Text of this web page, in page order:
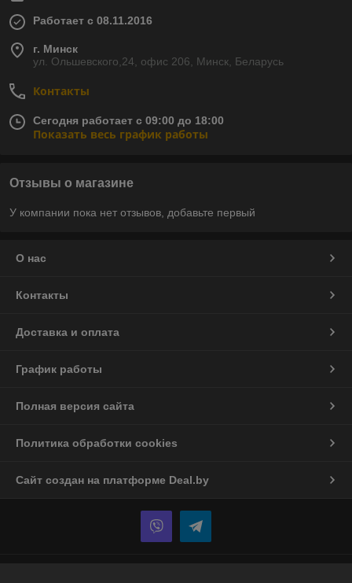
Работает с 08.11.2016
г. Минск
ул. Ольшевского,24, офис 206, Минск, Беларусь
Контакты
Сегодня работает с 09:00 до 18:00
Показать весь график работы
Отзывы о магазине
У компании пока нет отзывов, добавьте первый
О нас
Контакты
Доставка и оплата
График работы
Полная версия сайта
Политика обработки cookies
Сайт создан на платформе Deal.by